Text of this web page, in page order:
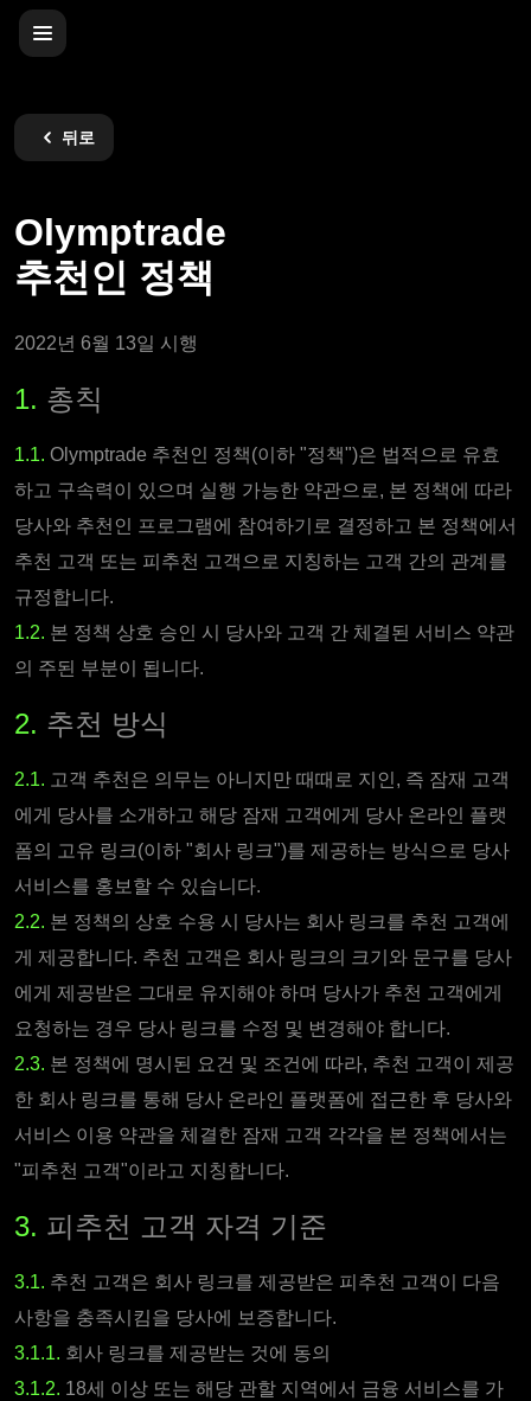
뒤로
Olymptrade
추천인 정책
2022년 6월 13일 시행
1. 총칙
1.1. Olymptrade 추천인 정책(이하 "정책")은 법적으로 유효
하고 구속력이 있으며 실행 가능한 약관으로, 본 정책에 따라
당사와 추천인 프로그램에 참여하기로 결정하고 본 정책에서
추천 고객 또는 피추천 고객으로 지칭하는 고객 간의 관계를
규정합니다.
1.2. 본 정책 상호 승인 시 당사와 고객 간 체결된 서비스 약관
의 주된 부분이 됩니다.
2. 추천 방식
2.1. 고객 추천은 의무는 아니지만 때때로 지인, 즉 잠재 고객
에게 당사를 소개하고 해당 잠재 고객에게 당사 온라인 플랫
폼의 고유 링크(이하 "회사 링크")를 제공하는 방식으로 당사
서비스를 홍보할 수 있습니다.
2.2. 본 정책의 상호 수용 시 당사는 회사 링크를 추천 고객에
게 제공합니다. 추천 고객은 회사 링크의 크기와 문구를 당사
에게 제공받은 그대로 유지해야 하며 당사가 추천 고객에게
요청하는 경우 당사 링크를 수정 및 변경해야 합니다.
2.3. 본 정책에 명시된 요건 및 조건에 따라, 추천 고객이 제공
한 회사 링크를 통해 당사 온라인 플랫폼에 접근한 후 당사와
서비스 이용 약관을 체결한 잠재 고객 각각을 본 정책에서는
"피추천 고객"이라고 지칭합니다.
3. 피추천 고객 자격 기준
3.1. 추천 고객은 회사 링크를 제공받은 피추천 고객이 다음
사항을 충족시킴을 당사에 보증합니다.
3.1.1. 회사 링크를 제공받는 것에 동의
3.1.2. 18세 이상 또는 해당 관할 지역에서 금융 서비스를 가